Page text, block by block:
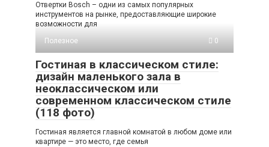
Отвертки Bosch – одни из самых популярных
инструментов на рынке, предоставляющие широкие
возможности для
Полезное
0
Гостиная в классическом стиле:
дизайн маленького зала в
неоклассическом или
современном классическом стиле
(118 фото)
Гостиная является главной комнатой в любом доме или
квартире — это место, где семья